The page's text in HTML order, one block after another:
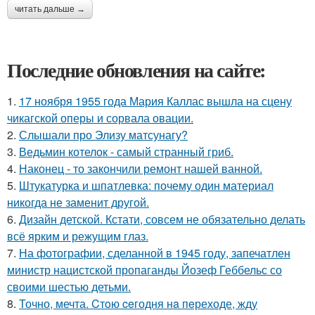
читать дальше →
Последние обновления на сайте:
1. 17 ноября 1955 года Мария Каллас вышла на сцену
чикагской оперы и сорвала овации.
2. Слышали про Элизу матсунагу?
3. Ведьмин котелок - самый странный гриб.
4. Наконец - то закончили ремонт нашей ванной.
5. Штукатурка и шпатлевка: почему один материал
никогда не заменит другой.
6. Дизайн детской. Кстати, совсем не обязательно делать
всё ярким и режущим глаз.
7. На фотографии, сделанной в 1945 году, запечатлен
министр нацистской пропаганды Йозеф Геббельс со
своими шестью детьми.
8. Точно, мечта. Cтoю ceгодня нa пeреходе, жду